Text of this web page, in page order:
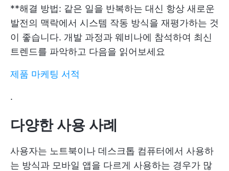
**해결 방법: 같은 일을 반복하는 대신 항상 새로운
발전의 맥락에서 시스템 작동 방식을 재평가하는 것
이 좋습니다. 개발 과정과 웨비나에 참석하여 최신
트렌드를 파악하고 다음을 읽어보세요
제품 마케팅 서적
.
다양한 사용 사례
사용자는 노트북이나 데스크톱 컴퓨터에서 사용하
는 방식과 모바일 앱을 다르게 사용하는 경우가 많